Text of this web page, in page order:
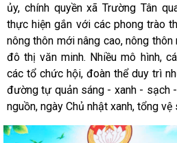
ủy, chính quyền xã Trường Tân
thực hiện gắn với các phong trào
nông thôn mới nâng cao, nông
đô thị văn minh. Nhiều mô hình,
các tổ chức hội, đoàn thể duy trì
đường tự quản sáng - xanh - sạch
nguồn, ngày Chủ nhật xanh, tổng